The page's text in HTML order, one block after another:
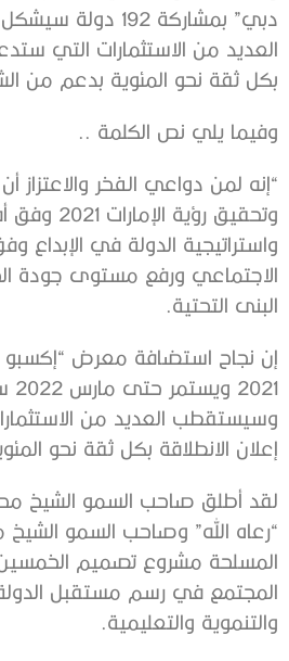
دبي” بمشاركة
العديد من الاستثمارات التي
بكل ثقة نحو المئوية بدعم من
وفيما يلي نص الكلمة ..
“إنه لمن دواعي الفخر والاعتزاز
وتحقيق
واستراتيجية الدولة في الإبداع
الاجتماعي ورفع مستوى جودة
البنى التحتية.
وسيستقطب العديد من
إعلان الانطلاقة بكل ثقة نحو
لقد أطلق صاحب السمو الشيخ
“رعاه الله” وصاحب السمو الشيخ
المسلحة مشروع تصميم الخمسين
المجتمع في رسم مستقبل
والتنموية والتعليمية.